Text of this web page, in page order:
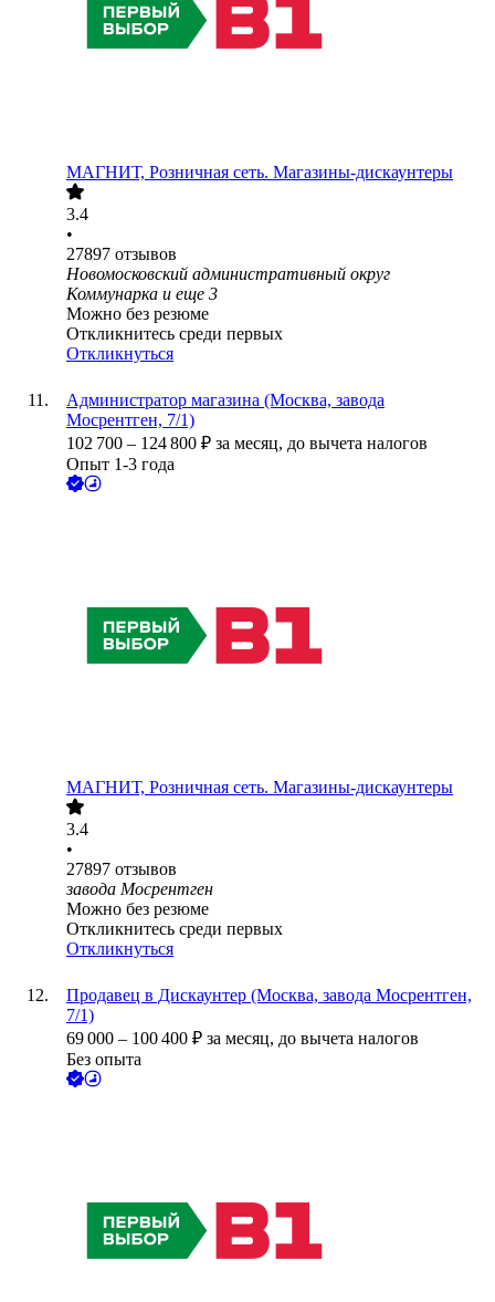
МАГНИТ, Розничная сеть. Магазины-дискаунтеры
3.4
•
27897 отзывов
Новомосковский административный округ
Коммунарка и еще 3
Можно без резюме
Откликнитесь среди первых
Откликнуться
Администратор магазина (Москва, завода
Мосрентген, 7/1)
102 700 – 124 800 ₽ за месяц, до вычета налогов
Опыт 1-3 года
МАГНИТ, Розничная сеть. Магазины-дискаунтеры
3.4
•
27897 отзывов
завода Мосрентген
Можно без резюме
Откликнитесь среди первых
Откликнуться
Продавец в Дискаунтер (Москва, завода Мосрентген,
7/1)
69 000 – 100 400 ₽ за месяц, до вычета налогов
Без опыта